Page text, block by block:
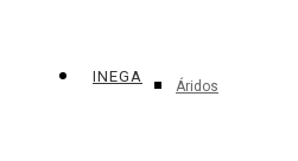
Áridos
INEGA